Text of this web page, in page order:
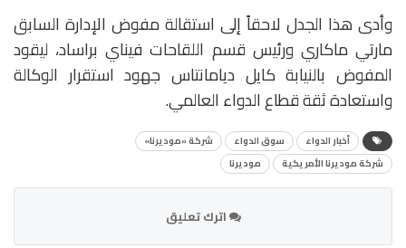
وأدى هذا الجدل لاحقاً إلى استقالة مفوض الإدارة السابق
مارتي ماكاري ورئيس قسم اللقاحات فيناي براساد، ليقود
المفوض بالنيابة كايل ديامانتاس جهود استقرار الوكالة
واستعادة ثقة قطاع الدواء العالمي.
أخبار الدواء سوق الدواء
شركة «موديرنا»
شركة موديرنا الأمريكية
موديرنا
اترك تعليق